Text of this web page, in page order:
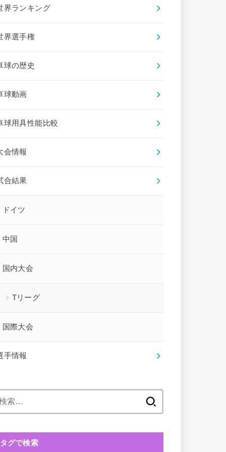
界ランキング
界選手権
球の歴史
球動画
球用具性能比較
会情報
合結果
ドイツ
中国
国内大会
Tリーグ
国際大会
手情報
タグで検索